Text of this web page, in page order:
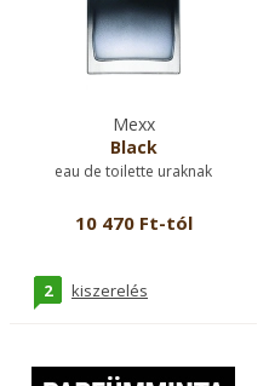
Mexx
Black
eau de toilette uraknak
10 470 Ft-tól
2 kiszerelés